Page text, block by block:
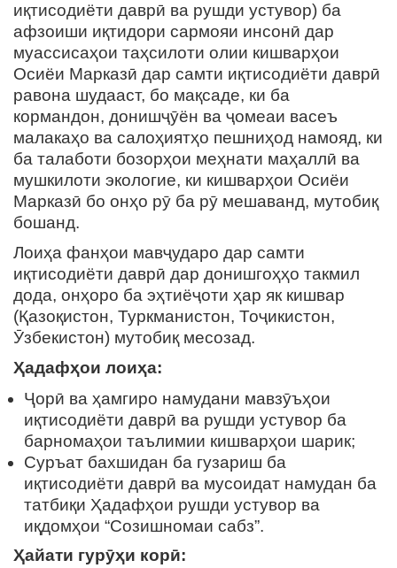
иқтисодиёти даврӣ ва рушди устувор) ба
афзоиши иқтидори сармояи инсонӣ дар
муассисаҳои таҳсилоти олии кишварҳои
Осиёи Марказӣ дар самти иқтисодиёти даврӣ
равона шудааст, бо мақсаде, ки ба
кормандон, донишҷӯён ва ҷомеаи васеъ
малакаҳо ва салоҳиятҳо пешниҳод намояд, ки
ба талаботи бозорҳои меҳнати маҳаллӣ ва
мушкилоти экологие, ки кишварҳои Осиёи
Марказӣ бо онҳо рӯ ба рӯ мешаванд, мутобиқ
бошанд.
Лоиҳа фанҳои мавҷударо дар самти
иқтисодиёти даврӣ дар донишгоҳҳо такмил
дода, онҳоро ба эҳтиёҷоти ҳар як кишвар
(Қазоқистон, Туркманистон, Тоҷикистон,
Ӯзбекистон) мутобиқ месозад.
Ҳадафҳои лоиҳа:
Ҷорӣ ва ҳамгиро намудани мавзӯъҳои
иқтисодиёти даврӣ ва рушди устувор ба
барномаҳои таълимии кишварҳои шарик;
Суръат бахшидан ба гузариш ба
иқтисодиёти даврӣ ва мусоидат намудан ба
татбиқи Ҳадафҳои рушди устувор ва
иқдомҳои “Созишномаи сабз”.
Ҳайати гурӯҳи корӣ: